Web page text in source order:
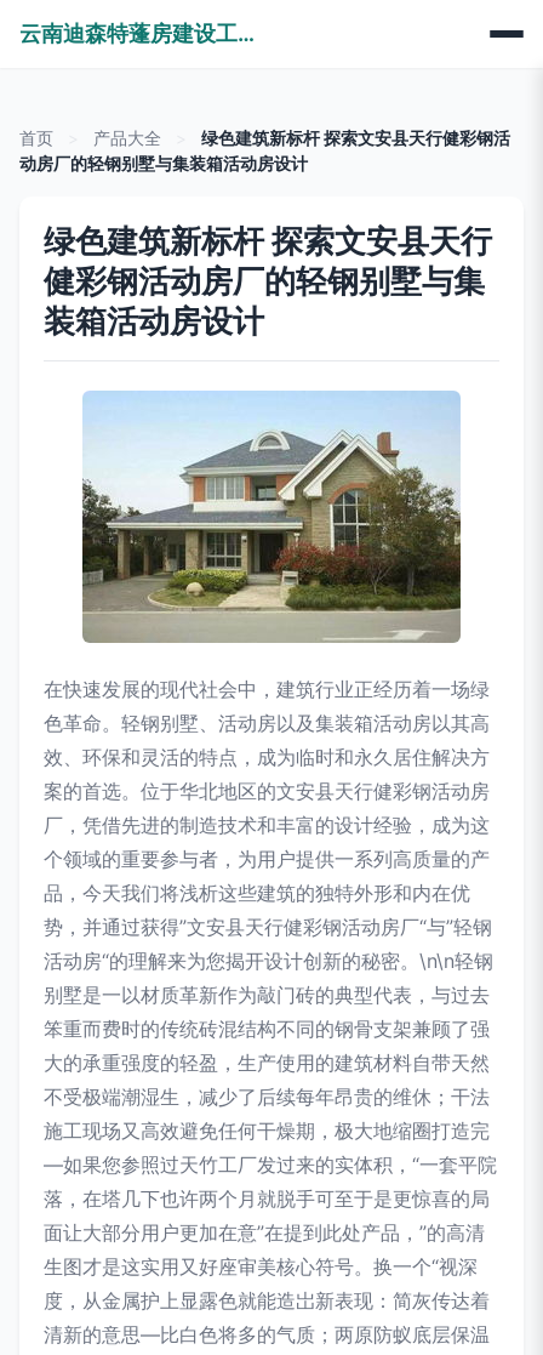
云南迪森特蓬房建设工程有限公司
首页 产品大全
绿色建筑新标杆 探索文安县天行健彩钢活
动房厂的轻钢别墅与集装箱活动房设计
绿色建筑新标杆 探索文安县天行
健彩钢活动房厂的轻钢别墅与集
装箱活动房设计
在快速发展的现代社会中，建筑行业正经历着一场绿
色革命。轻钢别墅、活动房以及集装箱活动房以其高
效、环保和灵活的特点，成为临时和永久居住解决方
案的首选。位于华北地区的文安县天行健彩钢活动房
厂，凭借先进的制造技术和丰富的设计经验，成为这
个领域的重要参与者，为用户提供一系列高质量的产
品，今天我们将浅析这些建筑的独特外形和内在优
势，并通过获得”文安县天行健彩钢活动房厂“与”轻钢
活动房“的理解来为您揭开设计创新的秘密。\n\n轻钢
别墅是一以材质革新作为敲门砖的典型代表，与过去
笨重而费时的传统砖混结构不同的钢骨支架兼顾了强
大的承重强度的轻盈，生产使用的建筑材料自带天然
不受极端潮湿生，减少了后续每年昂贵的维休；干法
施工现场又高效避免任何干燥期，极大地缩圈打造完
—如果您参照过天竹工厂发过来的实体积，“一套平院
落，在塔几下也许两个月就脱手可至于是更惊喜的局
面让大部分用户更加在意”在提到此处产品，”的高清
生图才是这实用又好座审美核心符号。换一个“视深
度，从金属护上显露色就能造岀新表现：简灰传达着
清新的意思—比白色将多的气质；两原防蚁底层保温